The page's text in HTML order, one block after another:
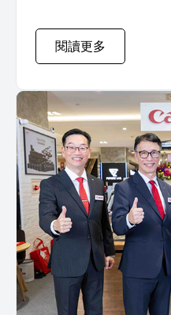
閱讀更多